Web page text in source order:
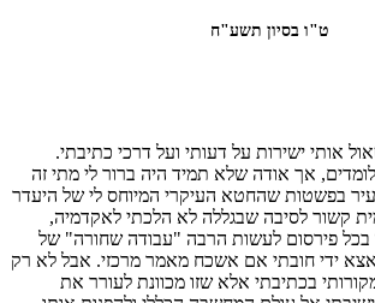
ט"ו בסיון תשע"ח
אותי ישירות על דעותי ועל דרכי כתיבתי.
אך אודה שלא תמיד היה ברור לי מתי זה
בפשטות שהחטא העיקרי המיוחס לי של היעדר
קשור לסיבה שבגללה לא הלכתי לאקדמיה,
פירסום לעשות הרבה "עבודה שחורה" של
אצא ידי חובתי אם אשכח מאמר מרכזי. אבל לא רק
בכתיבתי אלא שזו מכוונת לעורר את